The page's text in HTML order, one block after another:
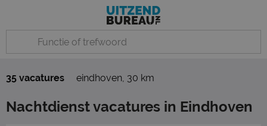
35 vacatures eindhoven, 30 km
Nachtdienst vacatures in Eindhoven